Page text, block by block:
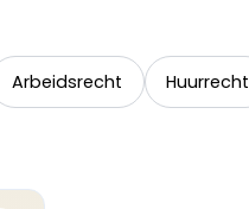
Arbeidsrecht Huurrecht